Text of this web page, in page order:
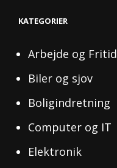
KATEGORIER
Arbejde og Fritid
Biler og sjov
Boligindretning
Computer og IT
Elektronik